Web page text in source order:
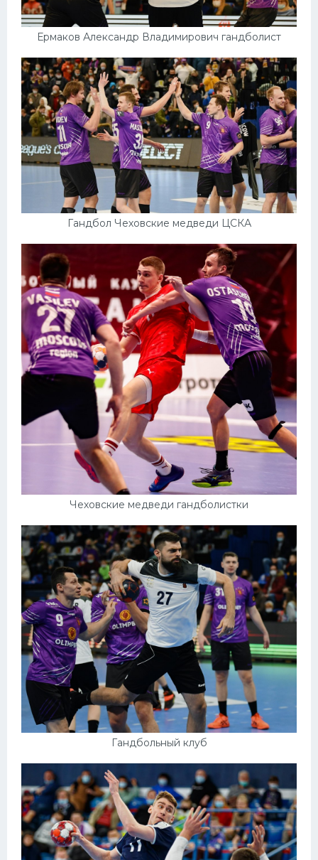
Ермаков Александр Владимирович гандболист
Гандбол Чеховские медведи ЦСКА
Чеховские медведи гандболистки
Гандбольный клуб